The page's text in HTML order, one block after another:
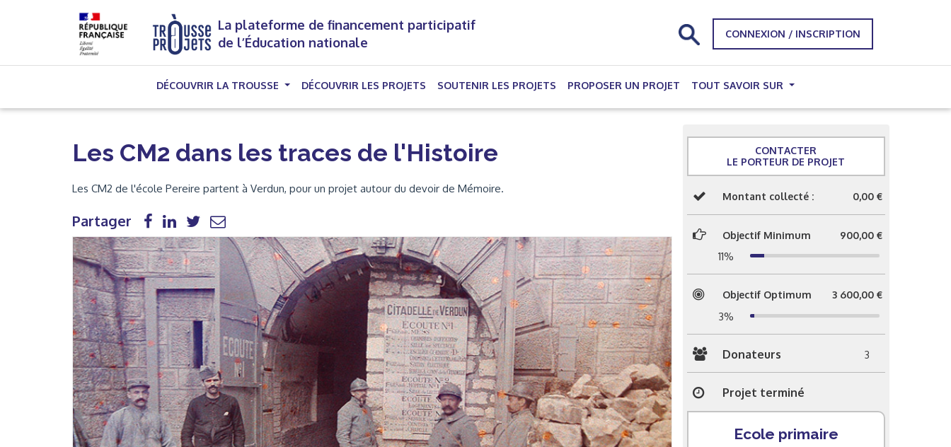
La plateforme de financement participatif
de l’Éducation nationale
CONNEXION / INSCRIPTION
DÉCOUVRIR LA TROUSSE DÉCOUVRIR LES PROJETS (CURRENT)
SOUTENIR LES PROJETS PROPOSER UN PROJET TOUT SAVOIR SUR
Les CM2 dans les traces de l'Histoire
Les CM2 de l'école Pereire partent à Verdun, pour un projet autour du devoir de Mémoire.
Partager
CONTACTER
LE PORTEUR DE PROJET
Montant collecté : 0,00 €
Objectif Minimum 900,00 €
11%
Objectif Optimum 3 600,00 €
3%
Donateurs 3
Projet terminé
Ecole primaire